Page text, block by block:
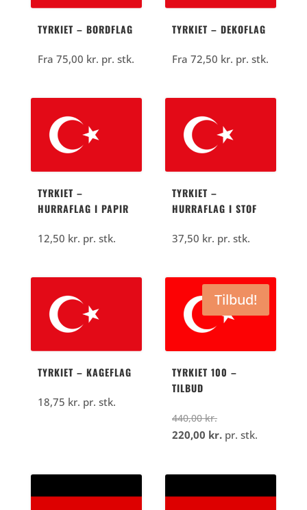
TYRKIET – BORDFLAG
Fra 75,00 kr. pr. stk.
TYRKIET – DEKOFLAG
Fra72,50 kr. pr. stk.
TYRKIET –
HURRAFLAG I PAPIR
12,50 kr. pr. stk.
TYRKIET –
HURRAFLAG I STOF
37,50 kr. pr. stk.
TYRKIET – KAGEFLAG
18,75 kr. pr. stk.
Tilbud!
TYRKIET 100 –
TILBUD
440,00kr.Den
oprindelige
220,00 kr.Den
pr. stk.